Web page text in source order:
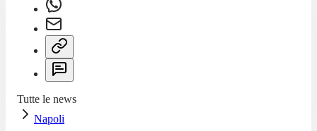
Tutte le news
Napoli